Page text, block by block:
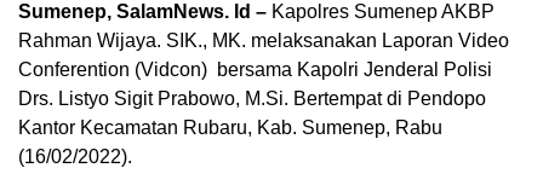
Sumenep, SalamNews. Id – Kapolres Sumenep AKBP
Rahman Wijaya. SIK., MK. melaksanakan Laporan Video
Conferention (Vidcon) bersama Kapolri Jenderal Polisi
Drs. Listyo Sigit Prabowo, M.Si. Bertempat di Pendopo
Kantor Kecamatan Rubaru, Kab. Sumenep, Rabu
(16/02/2022).